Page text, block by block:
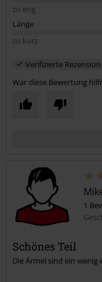
zu eng
Länge
zu kurz
Verifizierte Rezension
War diese Bewertung
Kommentar jetzt
1
Schönes Teil
Die Ärmel sind ein wenig